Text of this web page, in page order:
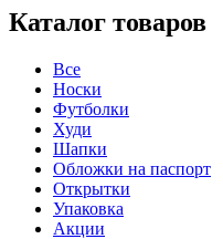
Каталог товаров
Все
Носки
Футболки
Худи
Шапки
Обложки на паспорт
Открытки
Упаковка
Акции